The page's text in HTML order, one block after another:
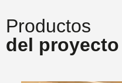
Productos
del proyecto